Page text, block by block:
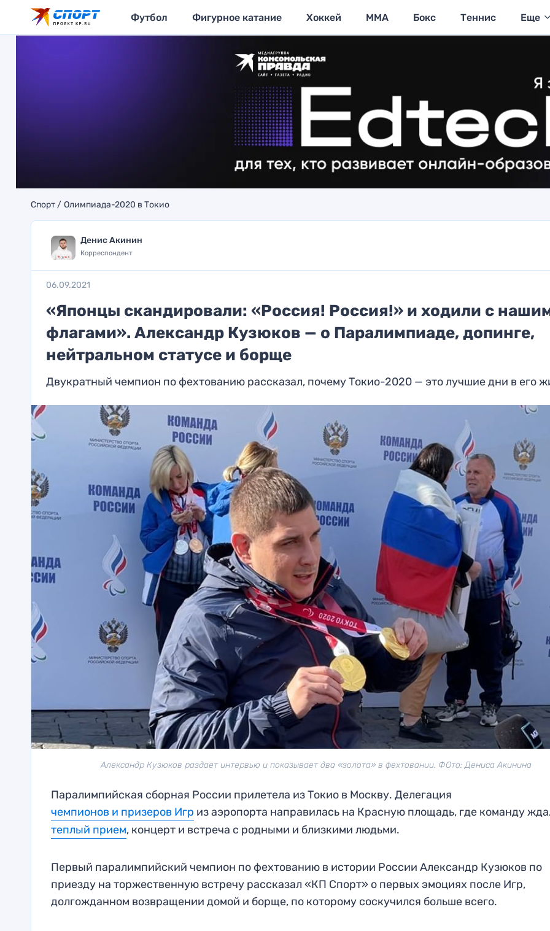
Футбол Фигурное катание Хоккей MMA Бокс Теннис Еще
Спорт Олимпиада-2020 в Токио
Денис Акинин
Корреспондент
06.09.2021
«Японцы скандировали: «Россия! Россия!» и ходили с
флагами». Александр Кузюков — о Паралимпиаде, допинге,
нейтральном статусе и борще
Двукратный чемпион по фехтованию рассказал, почему Токио-2020 — это лучшие дни в его
Александр Кузюков раздает интервью и показывает два «золота» в фехтовании. ФОто: Дениса Акинина
Паралимпийская сборная России прилетела из Токио в Москву. Делегация
чемпионов и призеров Игр из аэропорта направилась на Красную площадь, где команду
теплый прием, концерт и встреча с родными и близкими людьми.
Первый паралимпийский чемпион по фехтованию в истории России Александр Кузюков по
приезду на торжественную встречу рассказал «КП Спорт» о первых эмоциях после Игр,
долгожданном возвращении домой и борще, по которому соскучился больше всего.